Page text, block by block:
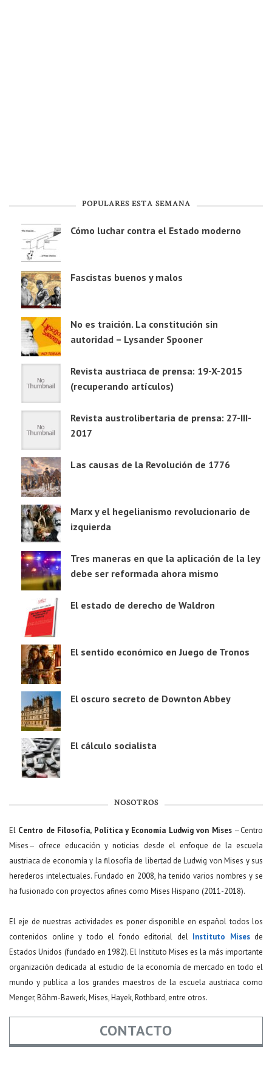
POPULARES ESTA SEMANA
Cómo luchar contra el Estado moderno
Fascistas buenos y malos
No es traición. La constitución sin
autoridad – Lysander Spooner
Revista austriaca de prensa: 19-X-2015
(recuperando artículos)
Revista austrolibertaria de prensa: 27-III-
2017
Las causas de la Revolución de 1776
Marx y el hegelianismo revolucionario de
izquierda
Tres maneras en que la aplicación de la ley
debe ser reformada ahora mismo
El estado de derecho de Waldron
El sentido económico en Juego de Tronos
El oscuro secreto de Downton Abbey
El cálculo socialista
NOSOTROS
El Centro de Filosofía, Política y Economía Ludwig von Mises—Centro
Mises— ofrece educación y noticias desde el enfoque de la escuela
austriaca de economía y la filosofía de libertad de Ludwig von Mises y sus
herederos intelectuales. Fundado en 2008, ha tenido varios nombres y se
ha fusionado con proyectos afines como Mises Hispano (2011-2018).
El eje de nuestras actividades es poner disponible en español todos los
contenidos online y todo el fondo editorial del Instituto Misesde
Estados Unidos (fundado en 1982). El Instituto Mises es la más importante
organización dedicada al estudio de la economía de mercado en todo el
mundo y publica a los grandes maestros de la escuela austriaca como
Menger, Böhm-Bawerk, Mises, Hayek, Rothbard, entre otros.
CONTACTO